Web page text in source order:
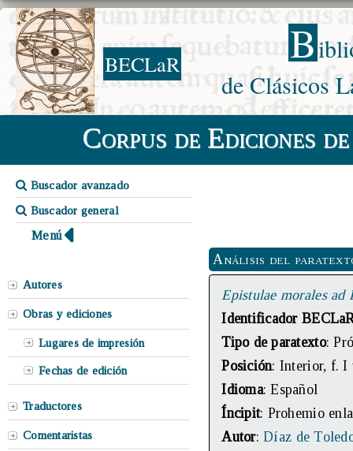
BECLaR B
de Clásicos
Corpus de Ediciones
Buscador avanzado
Buscador general
Menú
Autores
Obras y ediciones
Lugares de impresión
Fechas de edición
Traductores
Comentaristas
Análisis del
Epistulae morales
Identificador
Tipo de paratexto:
Posición: Interior, f.
Idioma: Español
Íncipit: Prohemio
Autor:Díaz de